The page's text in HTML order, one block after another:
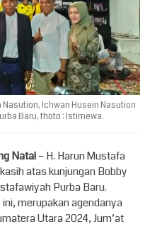
Ichwan Husein Nasution
Baru, fhoto : Istimewa.
Natal– H. Harun Mustafa
atas kunjungan Bobby
Purba Baru.
merupakan agendanya
Utara 2024, Jum’at